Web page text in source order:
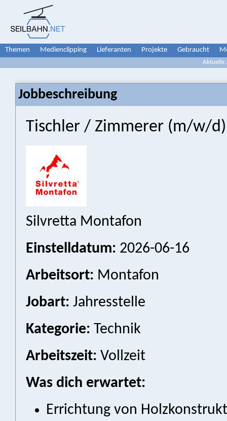
Themen Medienclipping Lieferanten Projekte Gebraucht
Aktuelle
Jobbeschreibung
Tischler / Zimmerer (m/w/d)
Silvretta Montafon
Einstelldatum: 2026-06-16
Arbeitsort: Montafon
Jobart: Jahresstelle
Kategorie: Technik
Arbeitszeit: Vollzeit
Was dich erwartet:
Errichtung von